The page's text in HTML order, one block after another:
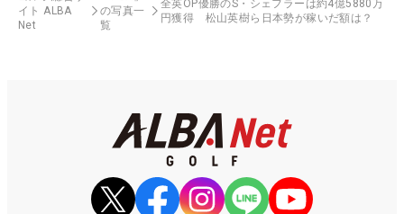
イト ALBA
Net
の写真一
覧
全英OP優勝のS・シェフラーは約4億5880万
円獲得 松山英樹ら日本勢が稼いだ額は？